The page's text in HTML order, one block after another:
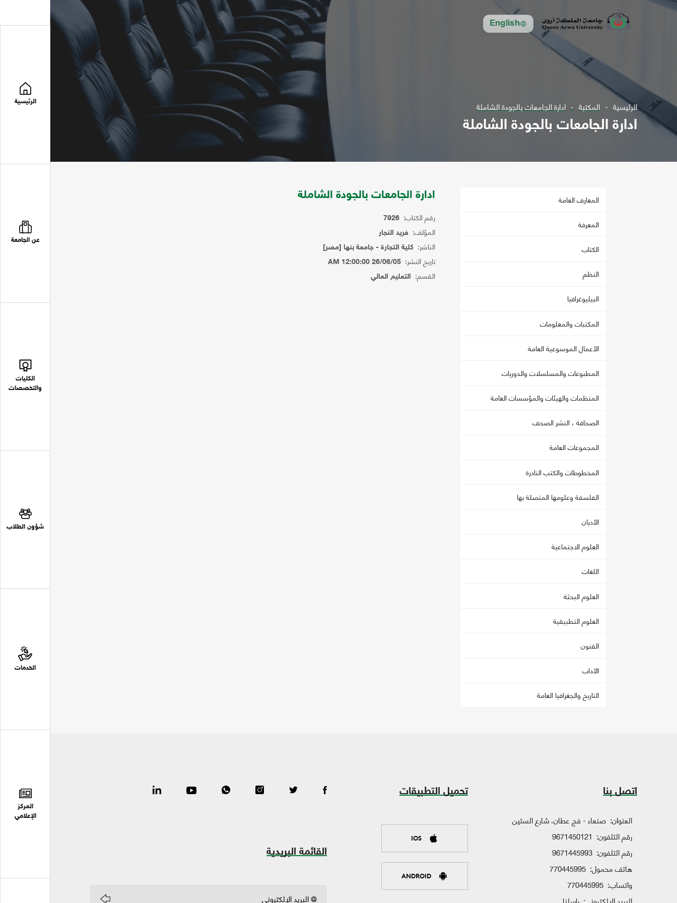
English
الرئيسية
عن الجامعة
الكليات
والتخصصات
شؤون الطلاب
الخدمات
المركز
الإعلامي
الرئيسية المكتبة ادارة الجامعات بالجودة الشاملة
ادارة الجامعات بالجودة الشاملة
المعارف العامة
المعرفة
الكتاب
النظم
البيليوغرافيا
المكتبات والمعلومات
الأعمال الموسوعية العامة
المطبوعات والمسلسلات والدوريات
المنظمات والهيئات والمؤسسات العامة
الصحافة ، النشر الصحف
المجموعات العامة
المخطوطات والكتب النادرة
الفلسفة وعلومها المتصلة بها
الأديان
العلوم الاجتماعية
اللغات
العلوم البحثة
العلوم التطبيقية
الفنون
الآداب
التاريخ والجغرافيا العامة
ادارة الجامعات بالجودة الشاملة
رقم الكتاب: 7926
المؤلف: فريد النجار
الناشر: كلية التجارة - جامعة بنها [مصر]
تاريخ النشر: 26/06/05 12:00:00 AM
القسم: التعليم العالي
اتصل بنا
العنوان: صنعاء - فج عطان، شارع الستين
رقم التلفون: 9671450121
رقم التلفون: 9671445993
هاتف محمول: 770445995
واتساب: 770445995
تحميل التطبيقات
IOS
ANDROID
القائمة البريدية